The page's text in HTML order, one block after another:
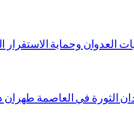
العدوان وحماية
في العاصمة طهران